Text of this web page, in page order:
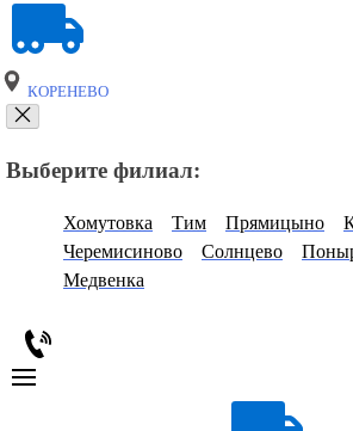
КОРЕНЕВО
Выберите филиал:
Хомутовка Тим Прямицыно
Черемисиново
Солнцево
Медвенка